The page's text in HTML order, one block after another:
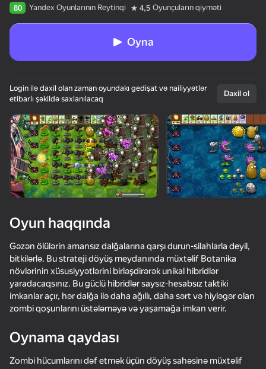
Cihazı döndərin
Oyun yalnız üfüqi
rejimdə işləyir
Yüklənir
80 Yandex Oyunlarının Reytinqi 4,5 Oyunçuların qiyməti
Oyna
Login ilə daxil olan zaman oyundakı gedişat və nailiyyətlər
etibarlı şəkildə saxlanılacaq
Daxil ol
Oyun haqqında
Gəzən ölülərin amansız dalğalarına qarşı durun-silahlarla deyil,
bitkilərlə. Bu strateji döyüş meydanında müxtəlif Botanika
növlərinin xüsusiyyətlərini birləşdirərək unikal hibridlər
yaradacaqsınız. Bu güclü hibridlər saysız-hesabsız taktiki
imkanlar açır, hər dalğa ilə daha ağıllı, daha sərt və hiyləgər olan
zombi qoşunlarını üstələməyə və yaşamağa imkan verir.
Oynama qaydası
Zombi hücumlarını dəf etmək üçün döyüş sahəsinə müxtəlif